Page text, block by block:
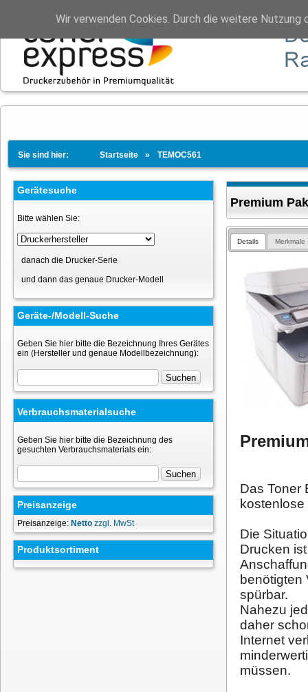
Sie sind hier: Startseite TEMOC561
Gerätesuche
Bitte wählen Sie:
danach die Drucker-Serie
und dann das genaue Drucker-Modell
Geräte-/Modell-Suche
Geben Sie hier bitte die Bezeichnung Ihres Gerätes
ein (Hersteller und genaue Modellbezeichnung):
Verbrauchsmaterialsuche
Geben Sie hier bitte die Bezeichnung des
gesuchten Verbrauchsmaterials ein:
Preisanzeige
Preisanzeige: Netto zzgl. MwSt
Produktsortiment
Premium
Details Merkmale
Das Toner
Die
Drucken
benötigten
spürbar.
Nahezu
daher
Internet
müssen.
Wir verwenden Cookies. Durch die weitere